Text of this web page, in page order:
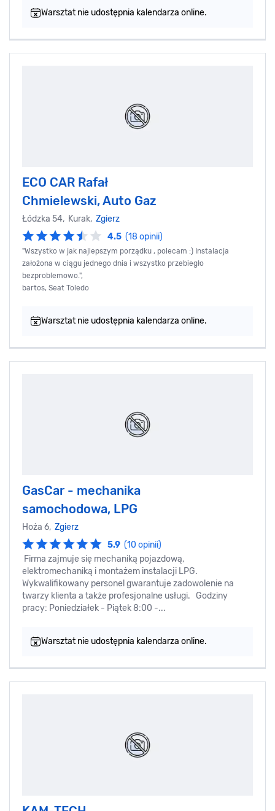
Warsztat nie udostępnia kalendarza online.
ECO CAR Rafał
Chmielewski, Auto Gaz
Łódzka 54, Kurak, Zgierz
4.5 (18 opinii)
"Wszystko w jak najlepszym porządku , polecam :) Instalacja
założona w ciągu jednego dnia i wszystko przebiegło
bezproblemowo.",
bartos, Seat Toledo
Warsztat nie udostępnia kalendarza online.
GasCar - mechanika
samochodowa, LPG
Hoża 6, Zgierz
5.9 (10 opinii)
Firma zajmuje się mechaniką pojazdową,
elektromechaniką i montażem instalacji LPG.
Wykwalifikowany personel gwarantuje zadowolenie na
twarzy klienta a także profesjonalne usługi. Godziny
pracy: Poniedziałek - Piątek 8:00 -...
Warsztat nie udostępnia kalendarza online.